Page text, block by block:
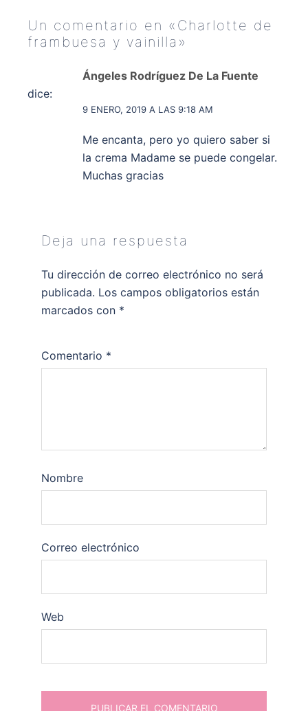
Un comentario en « Charlotte de
frambuesa y vainilla »
Ángeles Rodríguez De La Fuente
dice:
9 ENERO, 2019 A LAS 9:18 AM
Me encanta, pero yo quiero saber si
la crema Madame se puede congelar.
Muchas gracias
Deja una respuesta
Tu dirección de correo electrónico no será
publicada. Los campos obligatorios están
marcados con *
Comentario *
Nombre
Correo electrónico
Web